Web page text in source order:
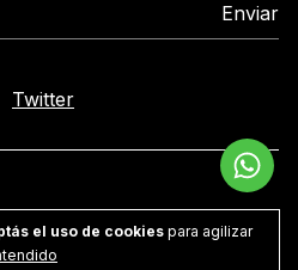
el uso de cookies para agilizar
Twitter